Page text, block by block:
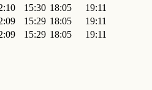
15:30 18:05
19:11
15:29 18:05
19:11
15:29 18:05 19:11